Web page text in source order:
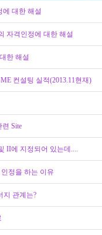
에 대한 해설
자격인정에 대한 해설
한 해설
컨설팅 실적(2013.11현재)
Site
II에 지정되어 있는데....
정을 하는 이유
지 관계는?